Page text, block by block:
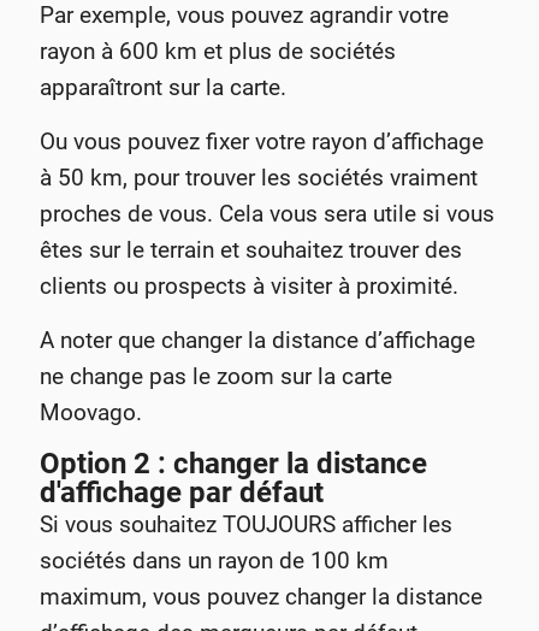
Par exemple, vous pouvez agrandir votre
rayon à 600 km et plus de sociétés
apparaîtront sur la carte.
Ou vous pouvez fixer votre rayon d’affichage
à 50 km, pour trouver les sociétés vraiment
proches de vous. Cela vous sera utile si vous
êtes sur le terrain et souhaitez trouver des
clients ou prospects à visiter à proximité.
A noter que changer la distance d’affichage
ne change pas le zoom sur la carte
Moovago.
Option 2 : changer la distance
d'affichage par défaut
Si vous souhaitez TOUJOURS afficher les
sociétés dans un rayon de 100 km
maximum, vous pouvez changer la distance